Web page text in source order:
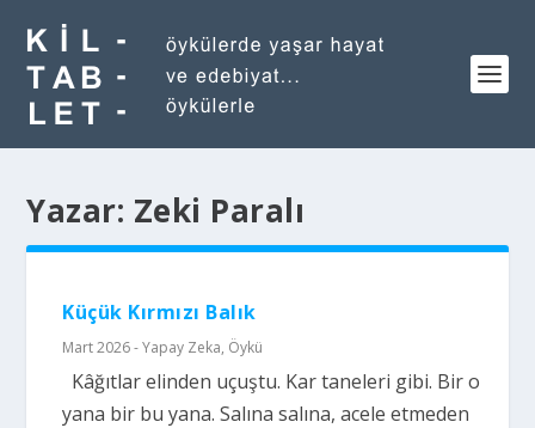
Yazar: Zeki Paralı
Küçük Kırmızı Balık
Mart 2026 - Yapay Zeka, Öykü
Kâğıtlar elinden uçuştu. Kar taneleri gibi. Bir o
yana bir bu yana. Salına salına, acele etmeden